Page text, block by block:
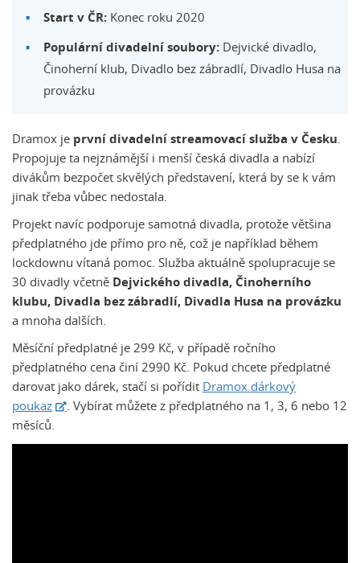
Start v ČR:Konec roku 2020
Populární divadelní soubory:Dejvické divadlo,
Činoherní klub, Divadlo bez zábradlí, Divadlo Husa na
provázku
Dramox je první divadelní streamovací služba v Česku
Propojuje ta nejznámější i menší česká divadla a nabízí
divákům bezpočet skvělých představení, která by se k vám
jinak třeba vůbec nedostala.
Projekt navíc podporuje samotná divadla, protože většina
předplatného jde přímo pro ně, což je například během
lockdownu vítaná pomoc. Služba aktuálně spolupracuje se
30 divadly včetně Dejvického divadla, Činoherního
klubu, Divadla bez zábradlí, Divadla Husa na provázku
a mnoha dalších.
Měsíční předplatné je 299 Kč, v případě ročního
předplatného cena činí 2990 Kč. Pokud chcete předplatné
darovat jako dárek, stačí si pořídit Dramox dárkový
poukaz
. Vybírat můžete z předplatného na 1, 3, 6 nebo 12
měsíců.